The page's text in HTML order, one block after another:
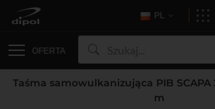
PL
OFERTA
Taśma samowulkanizująca PIB SCAPA
m